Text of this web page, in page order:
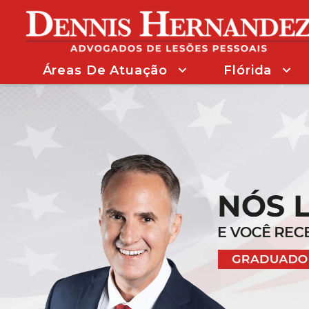
Áreas De Atuação Flórida